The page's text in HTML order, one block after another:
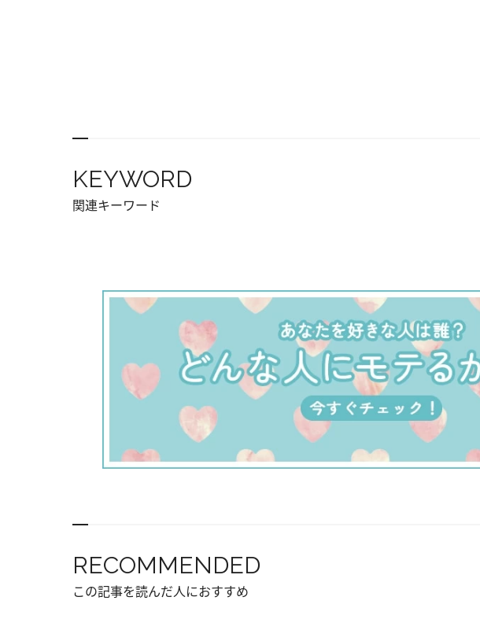
KEYWORD
関連キーワード
RECOMMENDED
この記事を読んだ人におすすめ